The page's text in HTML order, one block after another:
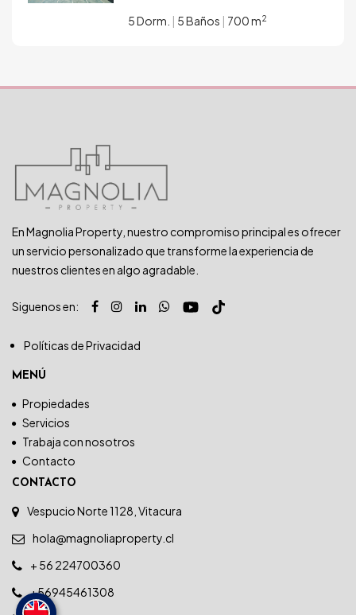
5 Dorm. 5 Baños 700 m2
En Magnolia Property, nuestro compromiso principal es ofrecer
un servicio personalizado que transforme la experiencia de
nuestros clientes en algo agradable.
Siguenos en:
Políticas de Privacidad
MENÚ
Propiedades
Servicios
Trabaja con nosotros
Contacto
CONTACTO
Vespucio Norte 1128, Vitacura
hola@magnoliaproperty.cl
+ 56 224700360
+56945461308